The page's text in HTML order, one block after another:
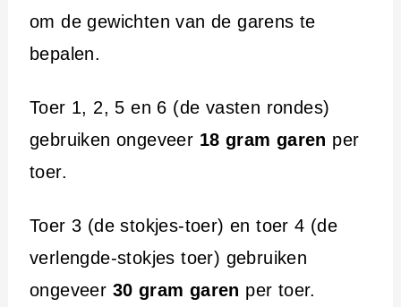
om de gewichten van de garens te
bepalen.
Toer 1, 2, 5 en 6 (de vasten rondes)
gebruiken ongeveer 18 gram garen per
toer.
Toer 3 (de stokjes-toer) en toer 4 (de
verlengde-stokjes toer) gebruiken
ongeveer 30 gram garen per toer.